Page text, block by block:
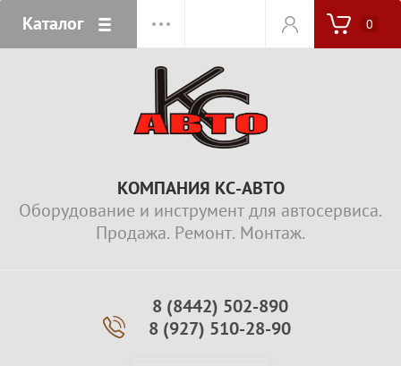
Каталог 0
КОМПАНИЯ КС-АВТО
Оборудование и инструмент для автосервиса.
Продажа. Ремонт. Монтаж.
8 (8442) 502-890
8 (927) 510-28-90